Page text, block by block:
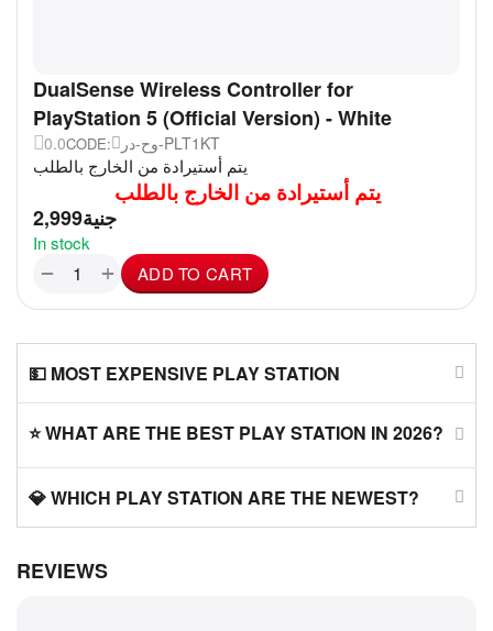
DualSense Wireless Controller for
PlayStation 5 (Official Version) - White
0.0CODE: وح-در-PLT1KT
يتم أستيرادة من الخارج بالطلب
يتم أستيرادة من الخارج بالطلب
جنية2,999
In stock
+
− ADD TO CART
💵 MOST EXPENSIVE PLAY STATION
⭐ WHAT ARE THE BEST PLAY STATION IN 2026?
💎 WHICH PLAY STATION ARE THE NEWEST?
REVIEWS